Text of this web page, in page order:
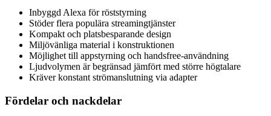
Inbyggd Alexa för röststyrning
Stöder flera populära streamingtjänster
Kompakt och platsbesparande design
Miljövänliga material i konstruktionen
Möjlighet till appstyrning och handsfree-användning
Ljudvolymen är begränsad jämfört med större högtalare
Kräver konstant strömanslutning via adapter
Fördelar och nackdelar